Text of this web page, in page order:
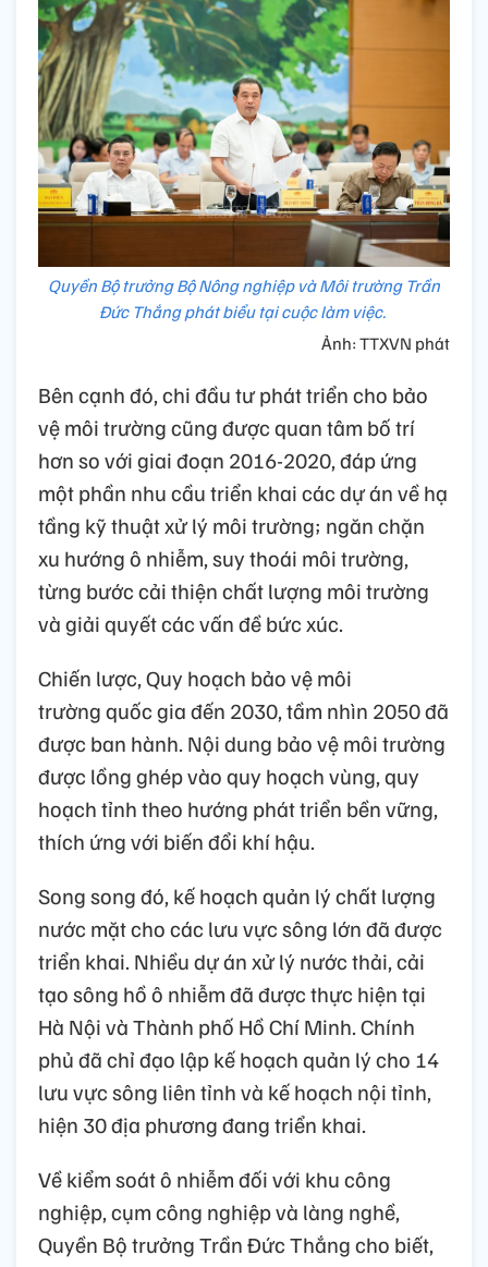
Quyền Bộ trưởng Bộ Nông nghiệp và Môi trường Trần
Đức Thắng phát biểu tại cuộc làm việc.
Ảnh: TTXVN phát
Bên cạnh đó, chi đầu tư phát triển cho bảo
vệ môi trường cũng được quan tâm bố trí
hơn so với giai đoạn 2016-2020, đáp ứng
một phần nhu cầu triển khai các dự án về hạ
tầng kỹ thuật xử lý môi trường; ngăn chặn
xu hướng ô nhiễm, suy thoái môi trường,
từng bước cải thiện chất lượng môi trường
và giải quyết các vấn đề bức xúc.
Chiến lược, Quy hoạch bảo vệ môi
trường quốc gia đến 2030, tầm nhìn 2050 đã
được ban hành. Nội dung bảo vệ môi trường
được lồng ghép vào quy hoạch vùng, quy
hoạch tỉnh theo hướng phát triển bền vững,
thích ứng với biến đổi khí hậu.
Song song đó, kế hoạch quản lý chất lượng
nước mặt cho các lưu vực sông lớn đã được
triển khai. Nhiều dự án xử lý nước thải, cải
tạo sông hồ ô nhiễm đã được thực hiện tại
Hà Nội và Thành phố Hồ Chí Minh. Chính
phủ đã chỉ đạo lập kế hoạch quản lý cho 14
lưu vực sông liên tỉnh và kế hoạch nội tỉnh,
hiện 30 địa phương đang triển khai.
Về kiểm soát ô nhiễm đối với khu công
nghiệp, cụm công nghiệp và làng nghề,
Quyền Bộ trưởng Trần Đức Thắng cho biết,